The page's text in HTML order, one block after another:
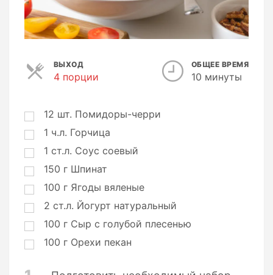
ВЫХОД
4 порции
ц
и
ОБЩЕЕ ВРЕМЯ
10 минуты
12 шт. Помидоры-черри
1 ч.л. Горчица
1 ст.л. Соус соевый
150 г Шпинат
100 г Ягоды вяленые
2 ст.л. Йогурт натуральный
100 г Сыр с голубой плесенью
100 г Орехи пекан